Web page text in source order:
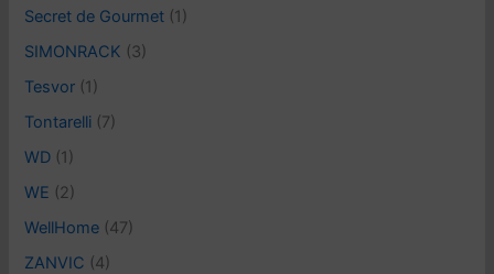
Secret de Gourmet (1)
SIMONRACK (3)
Tesvor (1)
Tontarelli (7)
WD (1)
WE (2)
WellHome (47)
ZANVIC (4)